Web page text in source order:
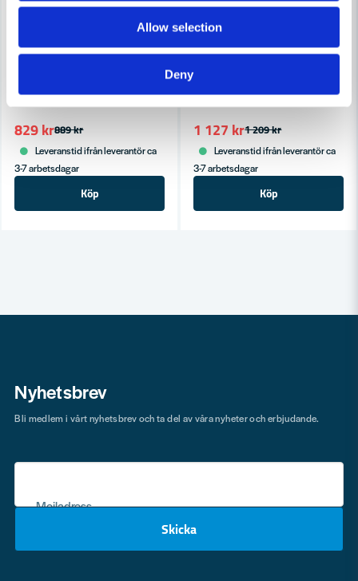
Allow selection
Deny
Cobolt Notfräs D=30 L=30 TL=72
889 kr
829 kr
Leveranstid ifrån leverantör ca
3-7 arbetsdagar
Köp
1 209 kr
1 127 kr
Leveranstid ifrån leverantör ca
3-7 arbetsdagar
Köp
Nyhetsbrev
Mejladress
Skicka
Bli medlem i vårt nyhetsbrev och ta del av våra nyheter och erbjudande.